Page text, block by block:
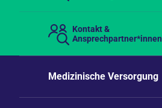
Kontakt &
Ansprechpartner*innen
Medizinische Versorgung